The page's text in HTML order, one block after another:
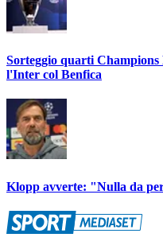
Sorteggio quarti
l'Inter col Benfica
Klopp avverte: "Nulla da